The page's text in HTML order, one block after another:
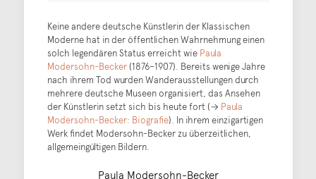
Keine andere deutsche Künstlerin der Klassischen
Moderne hat in der öffentlichen Wahrnehmung einen
solch legendären Status erreicht wie Paula
Modersohn-Becker(1876–1907). Bereits wenige Jahre
nach ihrem Tod wurden Wanderausstellungen durch
mehrere deutsche Museen organisiert, das Ansehen
der Künstlerin setzt sich bis heute fort (→ Paula
Modersohn-Becker: Biografie). In ihrem einzigartigen
Werk findet Modersohn-Becker zu überzeitlichen,
allgemeingültigen Bildern.
Paula Modersohn-Becker